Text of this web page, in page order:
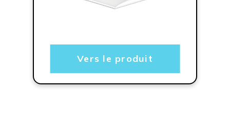
Vers le produit